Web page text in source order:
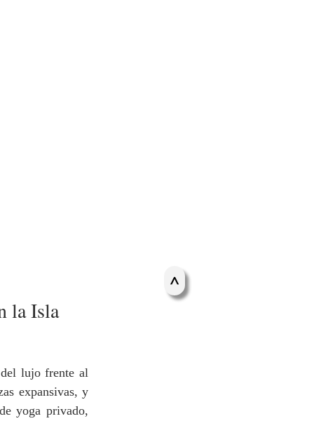
>
la Isla
lujo frente al
expansivas, y
yoga privado,